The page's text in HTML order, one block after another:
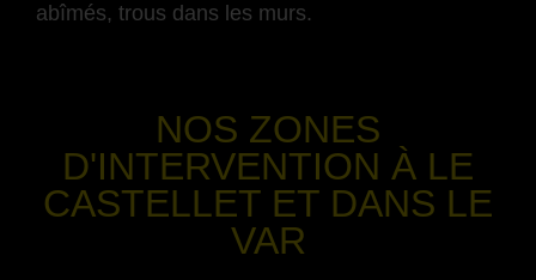
abîmés, trous dans les murs.
NOS ZONES
D'INTERVENTION À LE
CASTELLET ET DANS LE
VAR